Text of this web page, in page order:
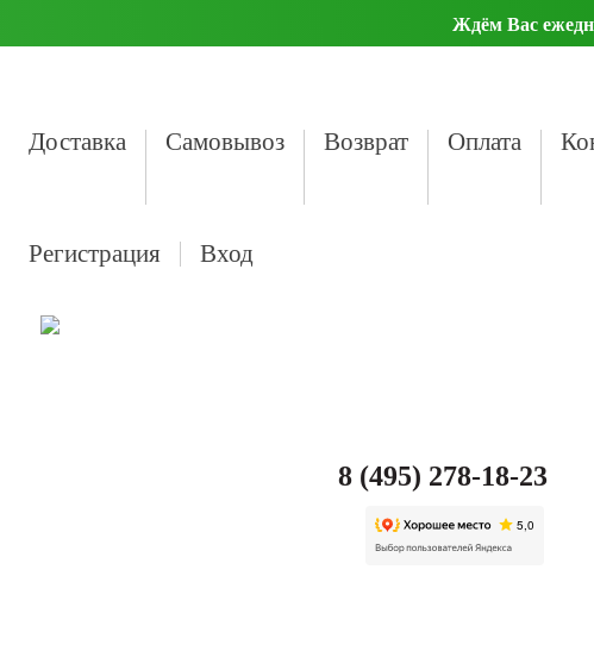
Ждём Вас
Доставка Самовывоз Возврат Оплата
Регистрация Вход
8 (495) 278-18-23